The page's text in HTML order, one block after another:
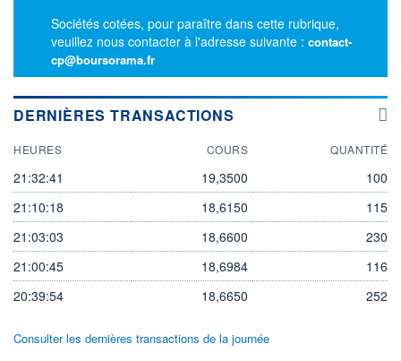
Sociétés cotées, pour paraître dans cette rubrique,
veuillez nous contacter à l'adresse suivante : contact-
cp@boursorama.fr
DERNIÈRES TRANSACTIONS
HEURES COURS QUANTITÉ
21:32:41 19,3500
100
21:10:18
18,6150
115
21:03:03
18,6600
230
21:00:45
18,6984
116
20:39:54
18,6650 252
Consulter les dernières transactions de la journée